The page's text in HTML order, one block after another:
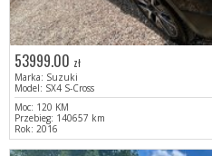
53999.00 zł
Marka: Suzuki
Model: SX4 S-Cross
Moc: 120 KM
Przebieg: 140657 km
Rok: 2016